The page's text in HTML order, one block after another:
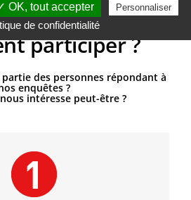
participer ?
des personnes répondant à
enquêtes ?
intéresse peut-être ?
à notre epanel via la
et recevez nos
OK, tout accepter Personnaliser
de confidentialité